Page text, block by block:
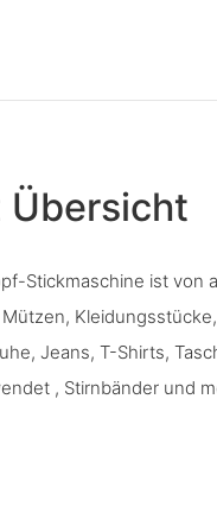
Übersicht
Stickmaschine ist von
Jeans, T-Shirts,
, Stirnbänder und